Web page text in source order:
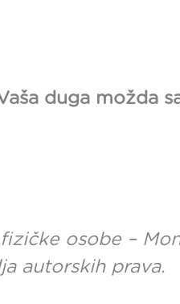
duga možda
osobe –
autorskih prava.